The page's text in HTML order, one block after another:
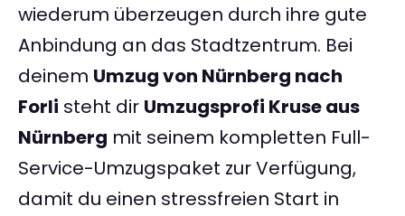
wiederum überzeugen durch ihre gute
Anbindung an das Stadtzentrum. Bei
deinem Umzug von Nürnberg nach
Forli steht dir Umzugsprofi Kruse aus
Nürnberg mit seinem kompletten Full-
Service-Umzugspaket zur Verfügung,
damit du einen stressfreien Start in